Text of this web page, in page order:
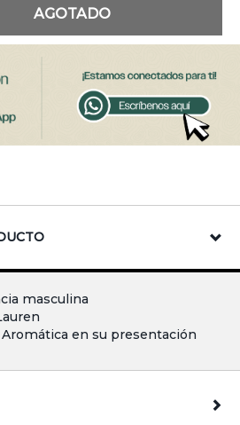
AGOTADO
masculina
Aromática en su presentación